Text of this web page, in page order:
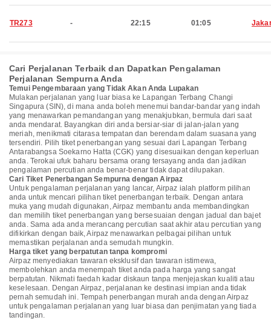
TR273 - 22:15 01:05
Cari Perjalanan Terbaik dan Dapatkan Pengalaman
Perjalanan Sempurna Anda
Temui Pengembaraan yang Tidak Akan Anda Lupakan
Mulakan perjalanan yang luar biasa ke Lapangan Terbang Changi
Singapura (SIN), di mana anda boleh menemui bandar-bandar yang indah
yang menawarkan pemandangan yang menakjubkan, bermula dari saat
anda mendarat. Bayangkan diri anda bersiar-siar di jalan-jalan yang
meriah, menikmati citarasa tempatan dan berendam dalam suasana yang
tersendiri. Pilih tiket penerbangan yang sesuai dari Lapangan Terbang
Antarabangsa Soekarno Hatta (CGK) yang disesuaikan dengan keperluan
anda. Terokai ufuk baharu bersama orang tersayang anda dan jadikan
pengalaman percutian anda benar-benar tidak dapat dilupakan.
Cari Tiket Penerbangan Sempurna dengan Airpaz
Untuk pengalaman perjalanan yang lancar, Airpaz ialah platform pilihan
anda untuk mencari pilihan tiket penerbangan terbaik. Dengan antara
muka yang mudah digunakan, Airpaz membantu anda membandingkan
dan memilih tiket penerbangan yang bersesuaian dengan jadual dan bajet
anda. Sama ada anda merancang percutian saat akhir atau percutian yang
difikirkan dengan baik, Airpaz menawarkan pelbagai pilihan untuk
memastikan perjalanan anda semudah mungkin.
Harga tiket yang berpatutan tanpa kompromi
Airpaz menyediakan tawaran eksklusif dan tawaran istimewa,
membolehkan anda menempah tiket anda pada harga yang sangat
berpatutan. Nikmati faedah kadar diskaun tanpa menjejaskan kualiti atau
keselesaan. Dengan Airpaz, perjalanan ke destinasi impian anda tidak
pernah semudah ini. Tempah penerbangan murah anda dengan Airpaz
untuk pengalaman perjalanan yang luar biasa dan penjimatan yang tiada
tandingan.